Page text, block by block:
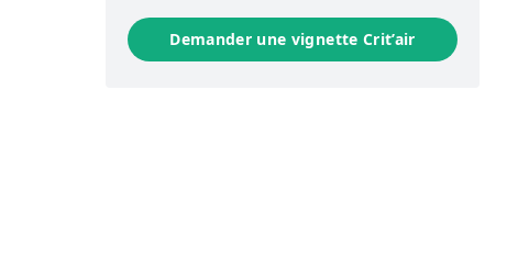
Demander une vignette Crit’air